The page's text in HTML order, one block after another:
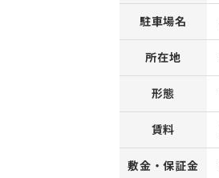
駐車場名
所在地
形態
賃料
敷金・保証金